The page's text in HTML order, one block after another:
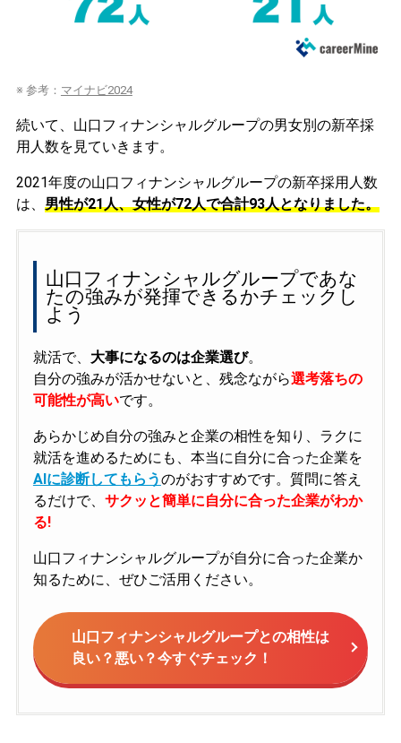
※ 参考： マイナビ2024
続いて、山口フィナンシャルグループの男女別の新卒採
用人数を見ていきます。
2021年度の山口フィナンシャルグループの新卒採用人数
は、 男性が21人、女性が72人で合計93人となりました。
山口フィナンシャルグループであな
たの強みが発揮できるかチェックし
よう
就活で、 大事になるのは企業選び。
自分の強みが活かせないと、残念ながら選考落ちの
可能性が高いです。
あらかじめ自分の強みと企業の相性を知り、ラクに
就活を進めるためにも、本当に自分に合った企業を
AIに診断してもらうのがおすすめです。質問に答え
るだけで、 サクッと簡単に自分に合った企業がわか
る!
山口フィナンシャルグループが自分に合った企業か
知るために、ぜひご活用ください。
山口フィナンシャルグループとの相性は
良い？悪い？今すぐチェック！